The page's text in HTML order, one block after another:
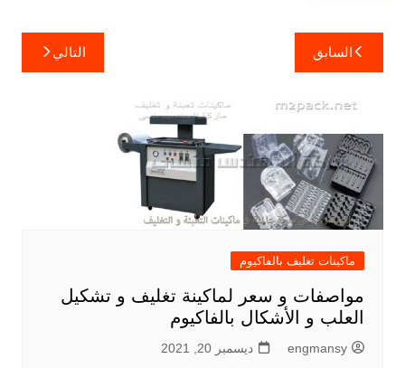
تصفّح
المقالات
السابق التالي
ماكينات تغليف بالفاكيوم
مواصفات و سعر لماكينة تغليف و تشكيل
العلب و الأشكال بالفاكيوم
engmansy ديسمبر 20, 2021